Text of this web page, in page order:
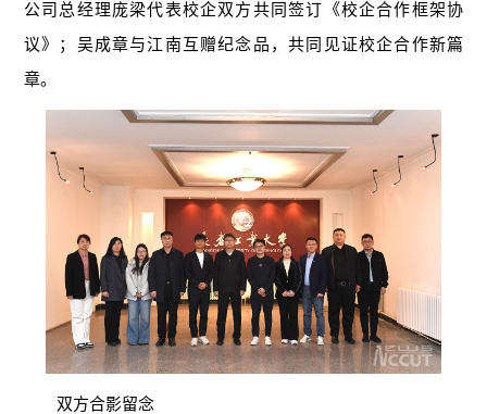
公司总经理庞梁代表校企双方共同签订《校企合作框架协
议》；吴成章与江南互赠纪念品，共同见证校企合作新篇
章。
双方合影留念